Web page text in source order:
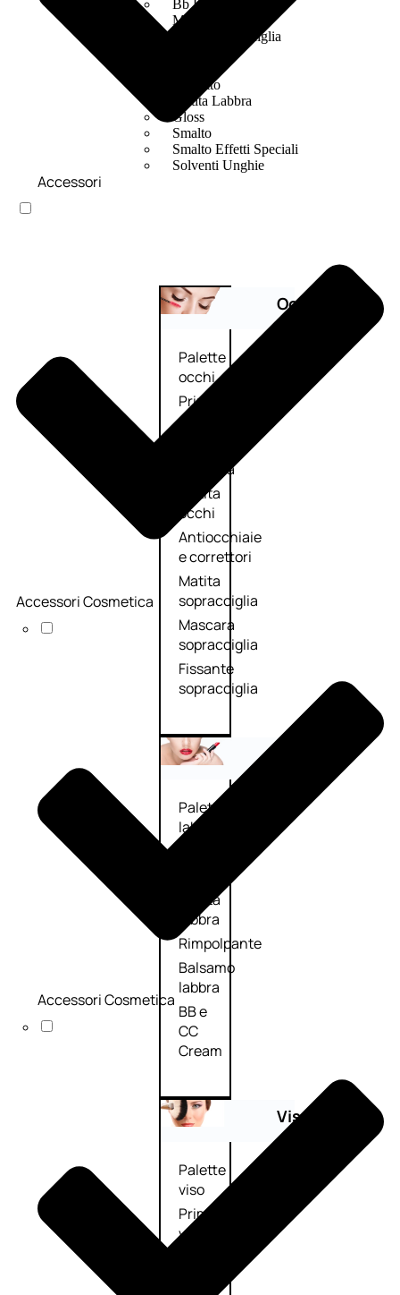
Bb E Cc Cream
Matita Occhi
Matita Sopracciglia
Rossetto
Matita Labbra
Gloss
Smalto
Smalto Effetti Speciali
Solventi Unghie
Occhi
Palette
occhi
Primer
occhi
Mascara
Matita
occhi
Antiocchiaie
e correttori
Matita
sopracciglia
Mascara
sopracciglia
Fissante
sopracciglia
Palette
labbra
Matita
labbra
Rimpolpante
Balsamo
labbra
BB e
CC
Cream
Viso
Palette
viso
Primer
viso
Fondotinta
Accessori
Accessori Cosmetica
Accessori Cosmetica